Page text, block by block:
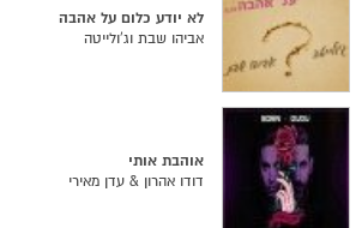
לא יודע כלום על אהבה
אביהו שבת וג'ולייטה
אוהבת אותי
דודו אהרון & עדן מאירי